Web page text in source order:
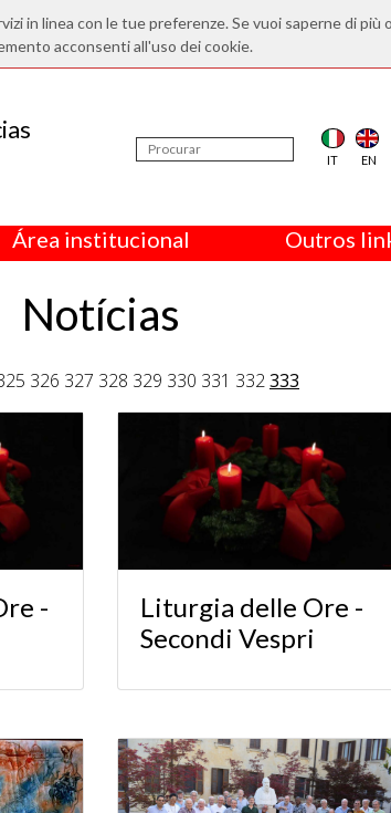
in linea con le tue preferenze. Se vuoi saperne di più
acconsenti all'uso dei cookie.
IT EN
Área institucional Outros
Notícias
326 327 328 329 330 331 332333
-
Liturgia delle Ore -
Secondi Vespri